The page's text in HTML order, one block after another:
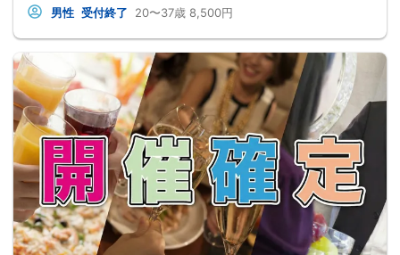
男性 受付終了 20〜37歳 8,500円